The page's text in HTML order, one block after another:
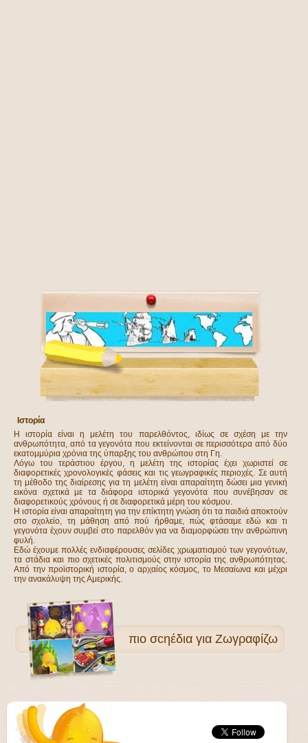
Ιστορία
Η ιστορία είναι η μελέτη του παρελθόντος, ιδίως σε σχέση με την
ανθρωπότητα, από τα γεγονότα που εκτείνονται σε περισσότερα από δύο
εκατομμύρια χρόνια της ύπαρξης του ανθρώπου στη Γη.
Λόγω του τεράστιου έργου, η μελέτη της ιστορίας έχει χωριστεί σε
διαφορετικές χρονολογικές φάσεις και τις γεωγραφικές περιοχές. Σε αυτή
τη μέθοδο της διαίρεσης για τη μελέτη είναι απαραίτητη δώσει μια γενική
εικόνα σχετικά με τα διάφορα ιστορικά γεγονότα που συνέβησαν σε
διαφορετικούς χρόνους ή σε διαφορετικά μέρη του κόσμου.
Η ιστορία είναι απαραίτητη για την επίκτητη γνώση ότι τα παιδιά αποκτούν
στο σχολείο, τη μάθηση από πού ήρθαμε, πώς φτάσαμε εδώ και τι
γεγονότα έχουν συμβεί στο παρελθόν για να διαμορφώσει την ανθρώπινη
φυλή.
Εδώ έχουμε πολλές ενδιαφέρουσες σελίδες χρωματισμού των γεγονότων,
τα στάδια και πιο σχετικές πολιτισμούς στην ιστορία της ανθρωπότητας.
Από την προϊστορική ιστορία, ο αρχαίος κόσμος, το Μεσαίωνα και μέχρι
την ανακάλυψη της Αμερικής.
πιοσcηέδια για Ζωγραφίζω